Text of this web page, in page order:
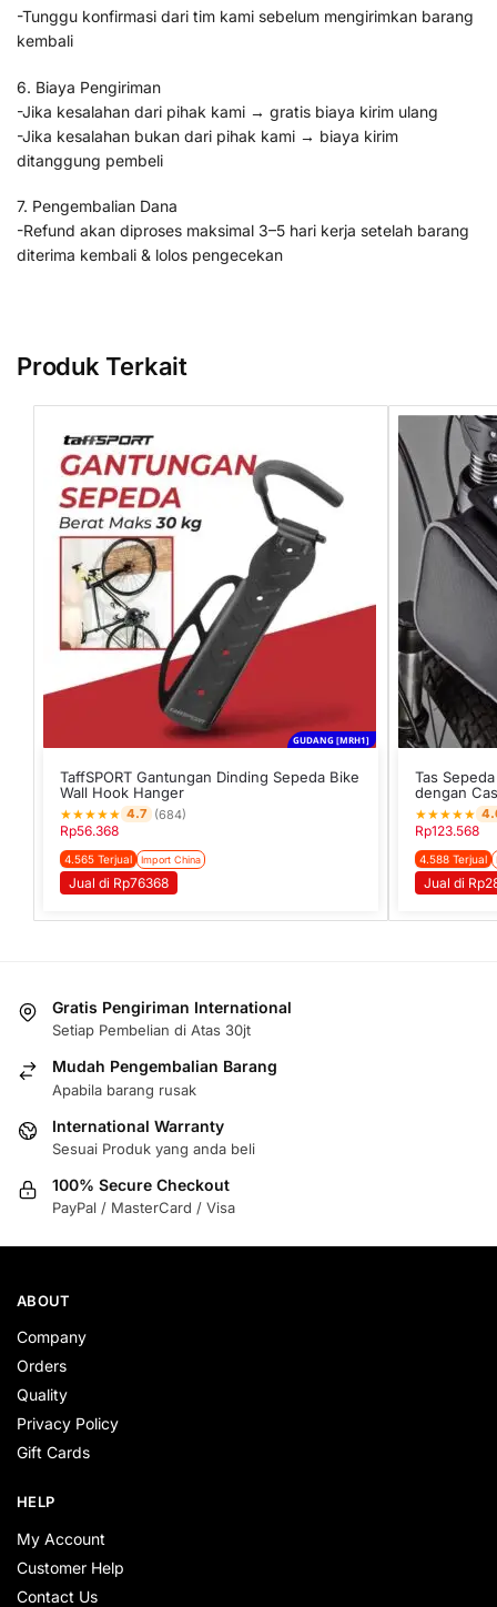
-Tunggu konfirmasi dari tim kami sebelum mengirimkan barang
kembali
6. Biaya Pengiriman
-Jika kesalahan dari pihak kami → gratis biaya kirim ulang
-Jika kesalahan bukan dari pihak kami → biaya kirim
ditanggung pembeli
7. Pengembalian Dana
-Refund akan diproses maksimal 3–5 hari kerja setelah barang
diterima kembali & lolos pengecekan
Produk Terkait
GUDANG [MRH1]
TaffSPORT Gantungan Dinding Sepeda Bike
Wall Hook Hanger
★★★★★ 4.7 (684)
Rp56.368
4.565 Terjual Import China
Jual di Rp76368
Tas
dengan
★★★★★
Rp123.568
4.588 Terjual
Jual di
Gratis Pengiriman International
Setiap Pembelian di Atas 30jt
Mudah Pengembalian Barang
Apabila barang rusak
International Warranty
Sesuai Produk yang anda beli
100% Secure Checkout
PayPal / MasterCard / Visa
ABOUT
Company
Orders
Quality
Privacy Policy
Gift Cards
HELP
My Account
Customer Help
Contact Us